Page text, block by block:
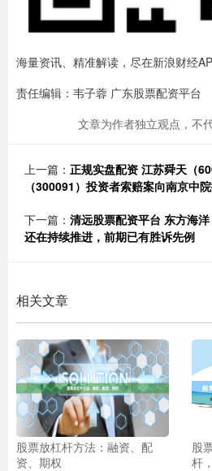
海量资讯、精准解读，尽在新浪财经
责任编辑：韦子蓉 广东股票配资平台
文章为作者独立观点，不
上一篇： 正规实盘配资 江苏舜天（
（300091）投资者索赔案向南京中
下一篇： 清远股票配资平台 东方海
还在持续推进，前期已有胜诉先例
相关文章
股票放杠杆方法：融资、配
资、期权
股
杆